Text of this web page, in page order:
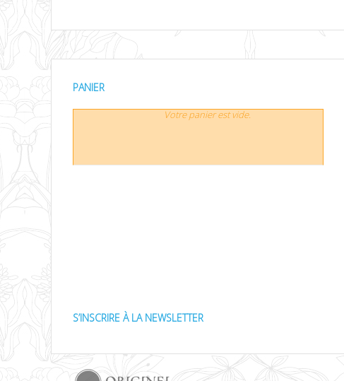
PANIER
Votre panier est vide.
S’INSCRIRE À LA NEWSLETTER